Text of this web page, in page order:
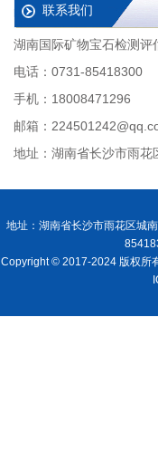
联系我们
湖南国际矿物宝石检测评
电话：0731-85418300
手机：18008471296
邮箱：
地址：湖南省长沙市雨花
地址：湖南省长沙市雨花区城
Copyright © 2017-2024 版权所